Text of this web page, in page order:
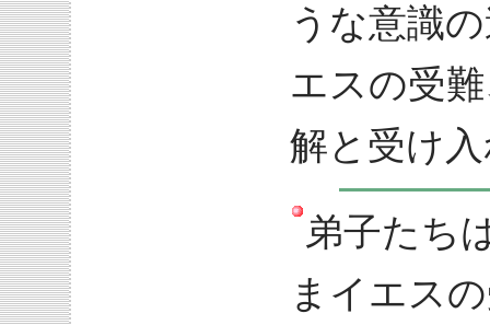
うな意識
エスの受
解と受け
弟子たち
まイエス